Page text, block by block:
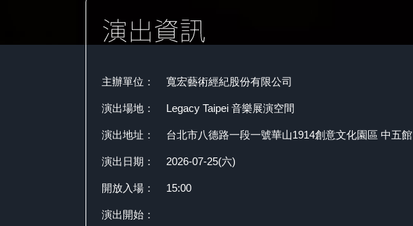
主辦單位： 寬宏藝術經紀股份有限公司
演出場地： Legacy Taipei 音樂展演空間
演出地址： 台北市八德路一段一號華山1914創意文化園區 中五館
演出日期： 2026-07-25(六)
開放入場： 15:00
演出開始：